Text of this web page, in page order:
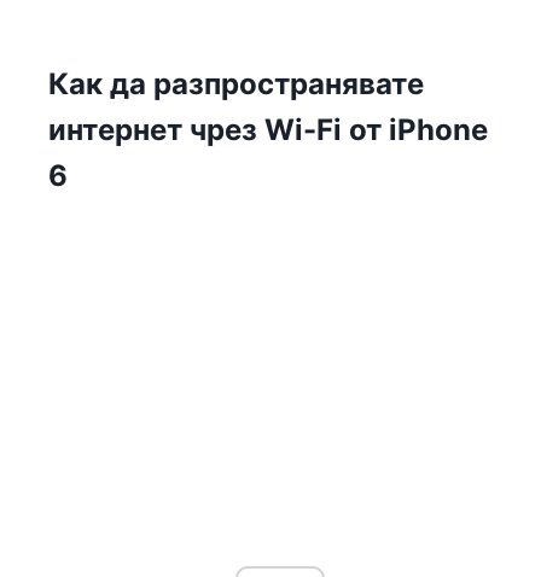
Как да разпространявате
интернет чрез Wi-Fi от iPhone
6